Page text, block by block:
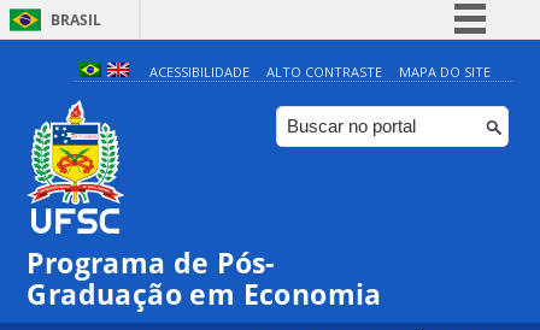
BRASIL
Simplifique!
Comunica BR
Participe
ACESSIBILIDADE ALTO CONTRASTE MAPA DO SITE
Programa de Pós-
Graduação em Economia